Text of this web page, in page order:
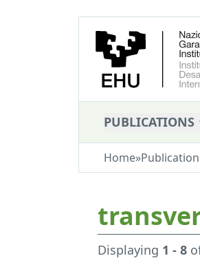
PUBLICATIONS
Home»
Displaying 1 - 8